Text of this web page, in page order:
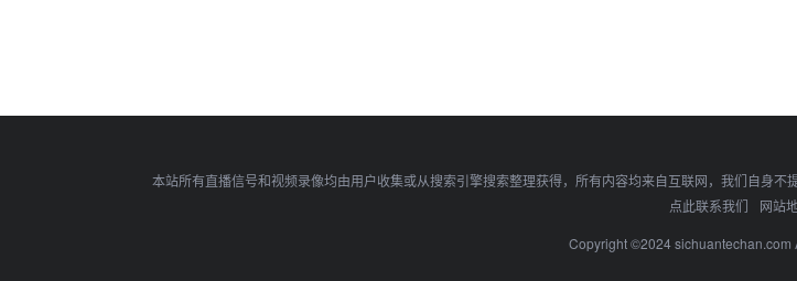
本站所有直播信号和视频录像均由用户收集或从搜索引擎搜索整理获得，所有内容均来自互联网，我们自身
点此联系我们
网站
Copyright ©2024 sichuantechan.com